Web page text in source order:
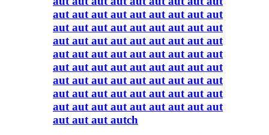
aut aut aut aut aut aut aut aut aut
aut aut aut aut aut aut aut aut aut
aut aut aut aut aut aut aut aut aut
aut aut aut aut aut aut aut aut aut
aut aut aut aut aut aut aut aut aut
aut aut aut aut aut aut aut aut aut
aut aut aut aut aut aut aut aut aut
aut aut aut aut aut aut aut aut aut
aut aut aut autch